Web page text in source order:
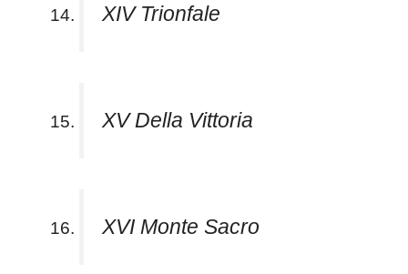
XIV Trionfale
XV Della Vittoria
XVI Monte Sacro